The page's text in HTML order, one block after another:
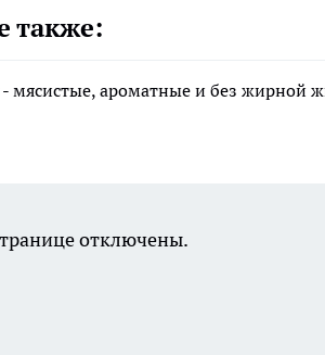
также:
мясистые, ароматные и без жирной
отключены.